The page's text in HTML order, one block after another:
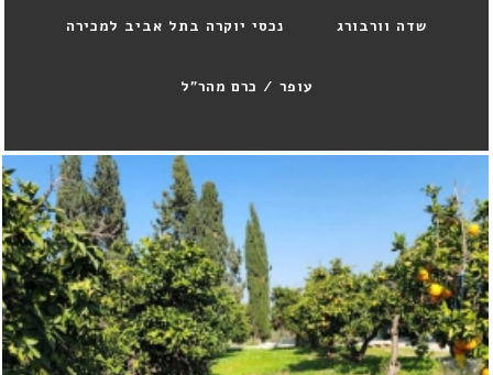
שדה וורבורג נכסי יוקרה בתל אביב למכירה
עופר / כרם מהר"ל